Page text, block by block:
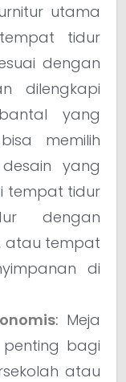
utama
tidur
dengan
dilengkapi
yang
memilih
yang
tempat tidur
dengan
atau tempat
di
: Meja
bagi
atau